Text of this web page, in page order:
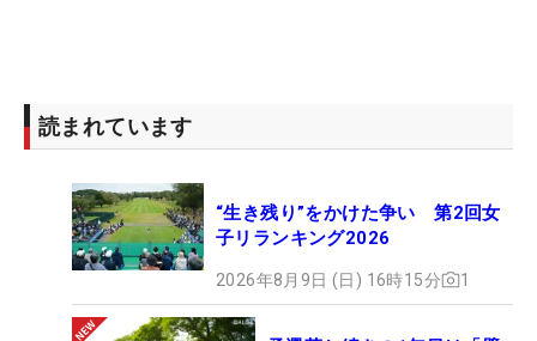
さらに、そこへ向けて、こんな追加要素も。「手で
上げて、手で下してしまうことを避けるため、手で
はなく胸から胸椎を意識してクラブを始動してみて
ください。そうなると、上がる場所が一定になり、
再現性も高まります。あとは“チャー・シュー・メ～
ン”のかけ声じゃないですけど、頭のなかでリズムを
整えるのも効果的だと思います」。
読まれています
“生き残り”をかけた争い 第2回女
子リランキング2026
2026年8月9日 (日) 16時15分 1